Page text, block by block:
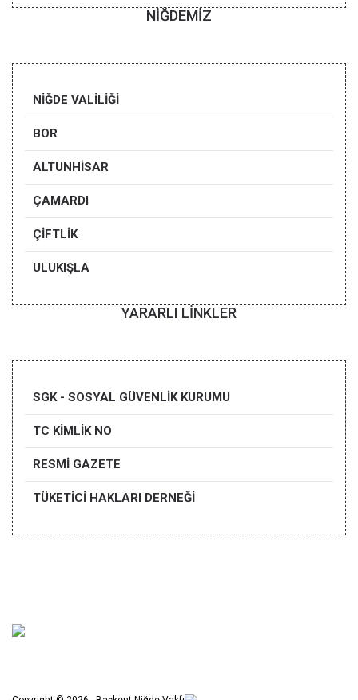
NİĞDEMİZ
NIĞDE VALILIĞI
BOR
ALTUNHISAR
ÇAMARDI
ÇIFTLIK
ULUKIŞLA
YARARLI LİNKLER
SGK - SOSYAL GÜVENLIK KURUMU
TC KIMLIK NO
RESMI GAZETE
TÜKETICI HAKLARI DERNEĞI